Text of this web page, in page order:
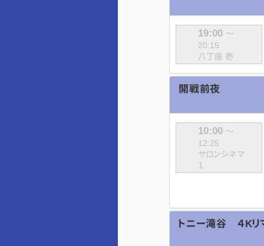
19:00 ～
20:15
八丁座 壱
開戦前夜
10:00 ～
12:25
サロンシネマ
１
トニー滝谷 ４Kリ